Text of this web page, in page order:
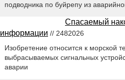
подводника по буйрепу из
Спасаемый
информации // 2482026
Изобретение относится к морской
выбрасываемых сигнальных
аварии